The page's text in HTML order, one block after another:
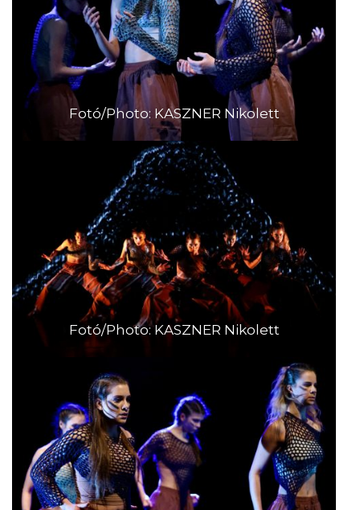
Fotó/Photo: KASZNER Nikolett
Fotó/Photo: KASZNER Nikolett